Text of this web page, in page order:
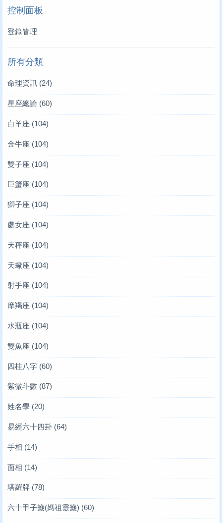
控制面板
登錄管理
所有分類
命理資訊 (24)
星座總論 (60)
白羊座 (104)
金牛座 (104)
雙子座 (104)
巨蟹座 (104)
獅子座 (104)
處女座 (104)
天秤座 (104)
天蠍座 (104)
射手座 (104)
摩羯座 (104)
水瓶座 (104)
雙魚座 (104)
四柱八字 (60)
紫微斗數 (87)
姓名學 (20)
易經六十四卦 (64)
手相 (14)
面相 (14)
塔羅牌 (78)
六十甲子籤(媽祖靈籤) (60)